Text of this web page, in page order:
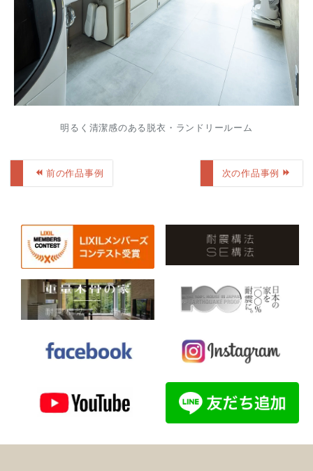
明るく清潔感のある脱衣・ランドリールーム
前の作品事例 次の作品事例